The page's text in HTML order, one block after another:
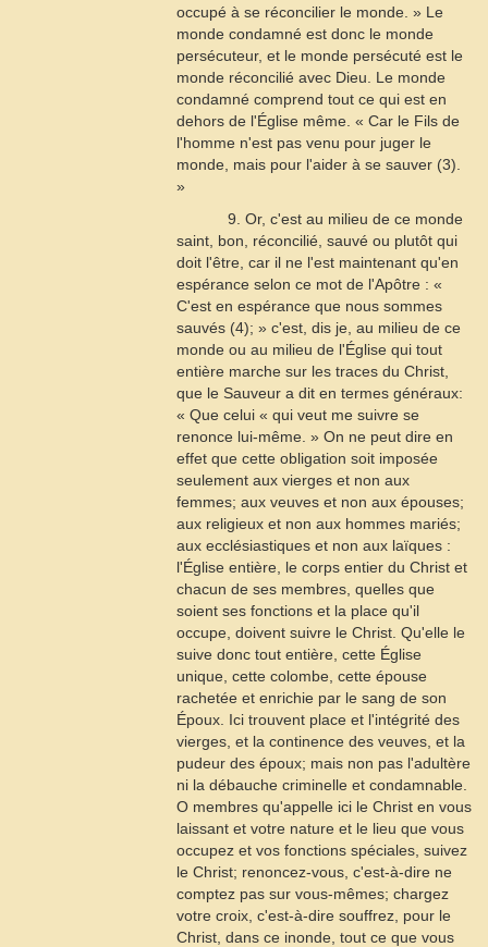
occupé à se réconcilier le monde. » Le
monde condamné est donc le monde
persécuteur, et le monde persécuté est le
monde réconcilié avec Dieu. Le monde
condamné comprend tout ce qui est en
dehors de l'Église même. « Car le Fils de
l'homme n'est pas venu pour juger le
monde, mais pour l'aider à se sauver (3).
»
9. Or, c'est au milieu de ce monde
saint, bon, réconcilié, sauvé ou plutôt qui
doit l'être, car il ne l'est maintenant qu'en
espérance selon ce mot de l'Apôtre : «
C'est en espérance que nous sommes
sauvés (4); » c'est, dis je, au milieu de ce
monde ou au milieu de l'Église qui tout
entière marche sur les traces du Christ,
que le Sauveur a dit en termes généraux:
« Que celui « qui veut me suivre se
renonce lui-même. » On ne peut dire en
effet que cette obligation soit imposée
seulement aux vierges et non aux
femmes; aux veuves et non aux épouses;
aux religieux et non aux hommes mariés;
aux ecclésiastiques et non aux laïques :
l'Église entière, le corps entier du Christ et
chacun de ses membres, quelles que
soient ses fonctions et la place qu'il
occupe, doivent suivre le Christ. Qu'elle le
suive donc tout entière, cette Église
unique, cette colombe, cette épouse
rachetée et enrichie par le sang de son
Époux. Ici trouvent place et l'intégrité des
vierges, et la continence des veuves, et la
pudeur des époux; mais non pas l'adultère
ni la débauche criminelle et condamnable.
O membres qu'appelle ici le Christ en vous
laissant et votre nature et le lieu que vous
occupez et vos fonctions spéciales, suivez
le Christ; renoncez-vous, c'est-à-dire ne
comptez pas sur vous-mêmes; chargez
votre croix, c'est-à-dire souffrez, pour le
Christ, dans ce inonde, tout ce que vous